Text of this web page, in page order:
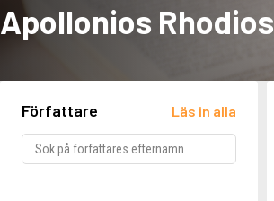
Apollonios Rhodios
Författare Läs in alla